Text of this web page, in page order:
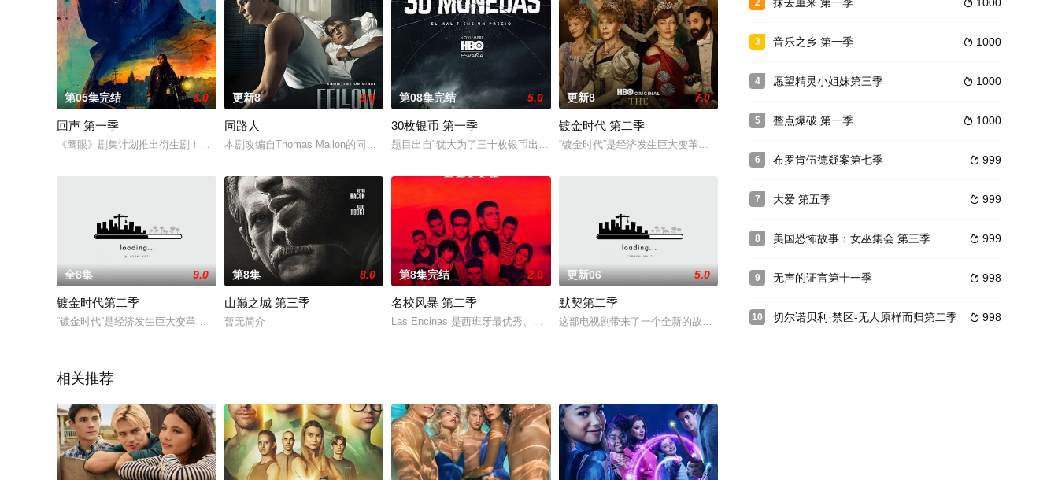
第05集完结 6.0
回声 第一季
《鹰眼》剧集计划推出衍生剧！聚焦即将在《鹰眼》中登场的新角色「回声」。
更新8 8.0
同路人
本剧改编自Thomas Mallon的同名小说，包含爱情故事及政治惊悚元素，记录了在麦卡锡时代华盛顿的阴影下，两个截然不同的男子结识后，他们之间变
第08集完结 5.0
30枚银币 第一季
题目出自"犹大为了三十枚银币出卖耶稣"的故事。本剧讲述被驱逐的Vergara神父，他是一名驱魔人、拳击手、前科犯，住在西班牙一
更新8 7.0
镀金时代 第二季
“镀金时代”是经济发生巨大变革的一段时期，是大量财富被创造也被损失的一段时期，还是名门新贵激烈竞争
全8集 9.0
镀金时代第二季
“镀金时代”是经济发生巨大变革的一段时期，是大量财富被创造也被损失的一段时期，还是名门新贵激烈竞争的一段时期。第二季开始于1883年复活节的清晨，
第8集 8.0
山巅之城 第三季
暂无简介
第8集完结 2.0
名校风暴 第二季
Las Encinas 是西班牙最优秀、门槛最高的学校，也是精英阶层子女就读的去处。在地震震毁一所平民学校后，地方议会决定将学生们分至本地各校
更新06 5.0
默契第二季
这部电视剧带来了一个全新的故事。一位忠诚的母亲兼社会工作者克里斯汀·里斯仍在悲痛欲绝中，一位陌生
相关推荐
2 
3  1000
音乐之乡 第一季
4  1000
愿望精灵小姐妹第三季
5  1000
整点爆破 第一季
6  999
布罗肯伍德疑案第七季
7  999
大爱 第五季
8  999
美国恐怖故事：女巫集会 第三季
9  998
无声的证言第十一季
10  998
切尔诺贝利·禁区-无人原样而归第二季